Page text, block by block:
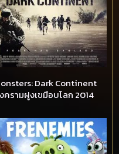
Dark Continent
ครามฝูงเขมือบโลก 2014